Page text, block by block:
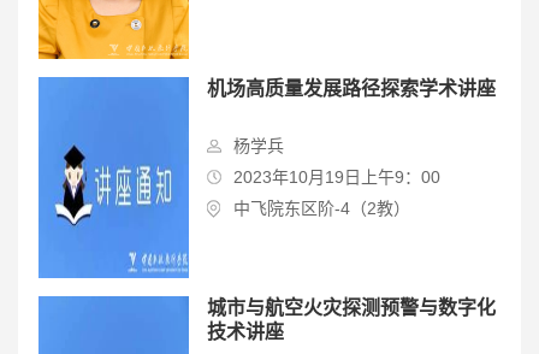
机场高质量发展路径探索学术讲座
杨学兵
2023年10月19日上午9：00
中飞院东区阶-4（2教）
城市与航空火灾探测预警与数字化
技术讲座